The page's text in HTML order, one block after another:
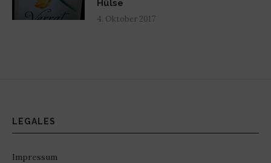
Hülse
4. Oktober 2017
LEGALES
Impressum